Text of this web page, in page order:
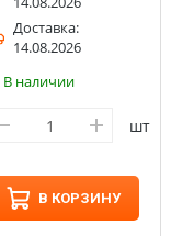
Доставка:
14.08.2026
В наличии
шт
В КОРЗИНУ